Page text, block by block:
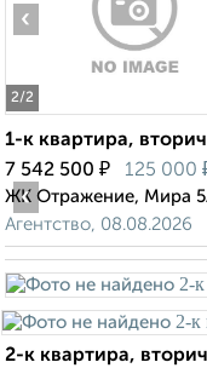
2/2
‹
1-к квартира,
7 542 500 ₽ 125 000
ЖК Отражение, Мира
Агентство, 08.08.2026
‹
2-к квартира,